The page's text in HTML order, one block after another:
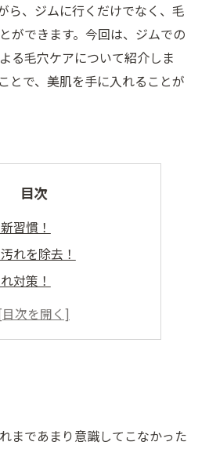
ら、ジムに行くだけでなく、毛
ができます。今回は、ジムでの
る毛穴ケアについて紹介しま
とで、美肌を手に入れることが
目次
習慣！
れを除去！
対策！
美肌習慣
まであまり意識してこなかった